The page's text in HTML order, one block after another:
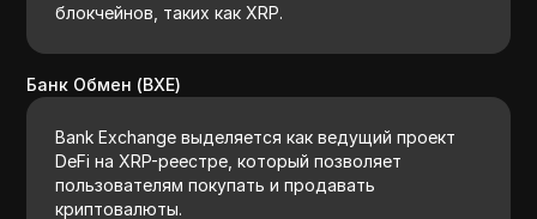
блокчейнов, таких как XRP.
Банк Обмен (BXE)
Bank Exchange выделяется как ведущий проект
DeFi на XRP-реестре, который позволяет
пользователям покупать и продавать
криптовалюты.